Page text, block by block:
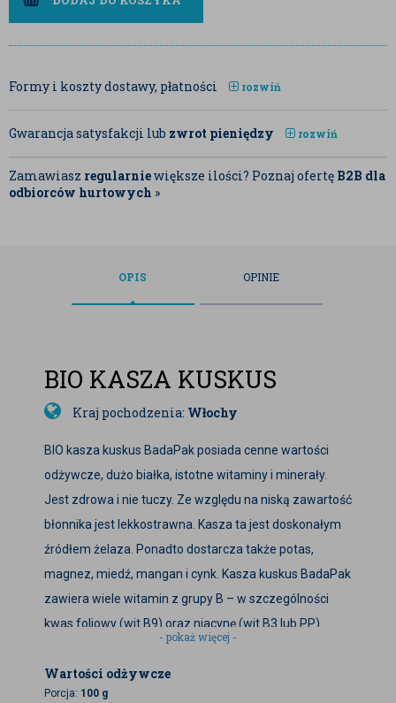
Formy i koszty dostawy, płatności rozwiń
Gwarancja satysfakcji lub zwrot pieniędzy rozwiń
Zamawiasz regularniewiększe ilości? Poznaj ofertę B2B dla
odbiorców hurtowych »
OPIS OPINIE
BIO KASZA KUSKUS
Kraj pochodzenia: Włochy
BIO kasza kuskus BadaPak posiada cenne wartości
odżywcze, dużo białka, istotne witaminy i minerały.
Jest zdrowa i nie tuczy. Ze względu na niską zawartość
błonnika jest lekkostrawna. Kasza ta jest doskonałym
źródłem żelaza. Ponadto dostarcza także potas,
magnez, miedź, mangan i cynk. Kasza kuskus BadaPak
zawiera wiele witamin z grupy B – w szczególności
kwas foliowy (wit B9) oraz niacynę (wit B3 lub PP).
alternatywę dla makaronów, ziemniaków, ryżu czy
- pokaż więcej -
Wartości odżywcze
Porcja: 100 g